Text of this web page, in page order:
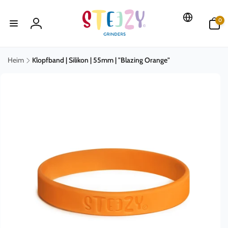
Inhalt
Einloggen
0
Artikel
Heim Klopfband | Silikon | 55mm | "Blazing Orange"